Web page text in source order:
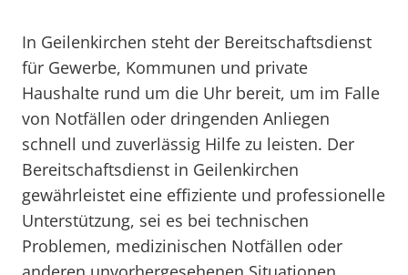
In Geilenkirchen steht der Bereitschaftsdienst
für Gewerbe, Kommunen und private
Haushalte rund um die Uhr bereit, um im Falle
von Notfällen oder dringenden Anliegen
schnell und zuverlässig Hilfe zu leisten. Der
Bereitschaftsdienst in Geilenkirchen
gewährleistet eine effiziente und professionelle
Unterstützung, sei es bei technischen
Problemen, medizinischen Notfällen oder